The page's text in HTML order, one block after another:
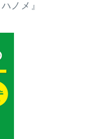
ノメ』